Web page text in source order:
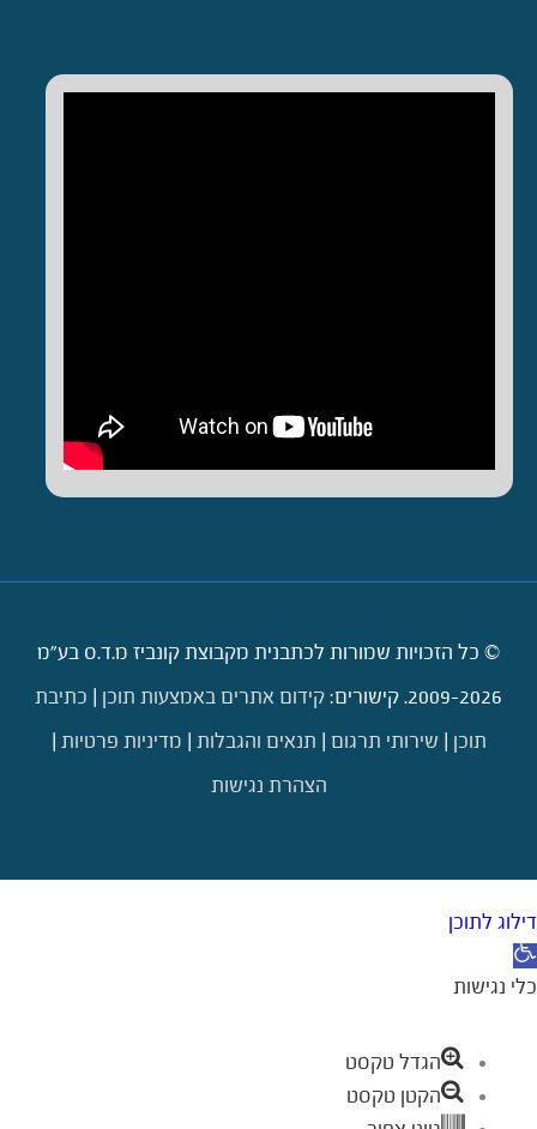
© כל הזכויות שמורות לכתבנית מקבוצת קונביז מ.ד.ס בע"מ
2009-2026. קישורים:
קידום אתרים באמצעות תוכן
כתיבת
תוכן
שירותי תרגום תנאים והגבלות מדיניות פרטיות
הצהרת נגישות
דילוג לתוכן
פתח סרגל נגישות
כלי נגישות
הגדל טקסט
הקטן טקסט